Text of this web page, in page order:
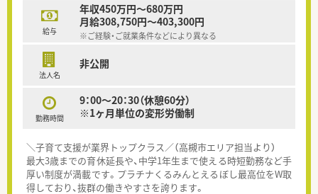
給与
年収450万円～680万円
月給308,750円～403,300円
※ご経験・ご就業条件などにより異なる
法人名
非公開
勤務時間
9：00～20：30（休憩60分）
※1ヶ月単位の変形労働制
＼子育て支援が業界トップクラス／（高槻市エリア担当より）
最大3歳までの育休延長や、中学1年生まで使える時短勤務など手
厚い制度が満載です。プラチナくるみんとえるぼし最高位をW取
得しており、抜群の働きやすさを誇ります。